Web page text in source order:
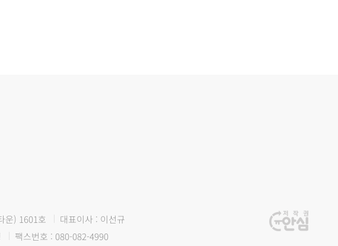
운) 1601호
대표이사 : 이선규
팩스번호 : 080-082-4990